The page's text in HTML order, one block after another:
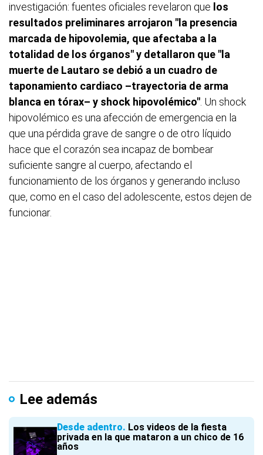
investigación: fuentes oficiales revelaron que los
resultados preliminares arrojaron "la presencia
marcada de hipovolemia, que afectaba a la
totalidad de los órganos" y detallaron que "la
muerte de Lautaro se debió a un cuadro de
taponamiento cardiaco –trayectoria de arma
blanca en tórax– y shock hipovolémico" . Un shock
hipovolémico es una afección de emergencia en la
que una pérdida grave de sangre o de otro líquido
hace que el corazón sea incapaz de bombear
suficiente sangre al cuerpo, afectando el
funcionamiento de los órganos y generando incluso
que, como en el caso del adolescente, estos dejen de
funcionar.
Lee además
Desde adentro Los videos de la fiesta
privada en la que mataron a un chico de 16
años